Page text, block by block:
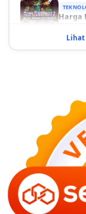
Harga
29 Juni
29 Juni
PLN
29 Juni
Lihat